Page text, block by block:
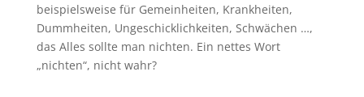
beispielsweise für Gemeinheiten, Krankheiten,
Dummheiten, Ungeschicklichkeiten, Schwächen …,
das Alles sollte man nichten. Ein nettes Wort
„nichten“, nicht wahr?